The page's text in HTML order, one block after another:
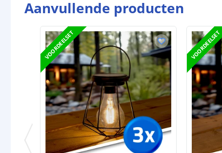
Aanvullende producten
VOORDEELSET VOORDEELSET